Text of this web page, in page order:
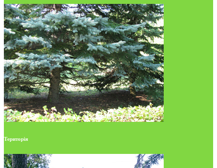
Територія